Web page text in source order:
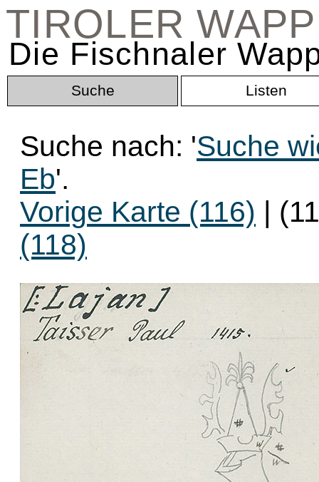
TIROLER
Die Fischnaler
Suche Listen
Suche nach: 'Suche
Eb'.
Vorige Karte (116) |
(118)